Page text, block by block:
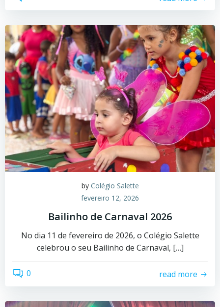
by Colégio Salette
fevereiro 12, 2026
Bailinho de Carnaval 2026
No dia 11 de fevereiro de 2026, o Colégio Salette
celebrou o seu Bailinho de Carnaval, […]
0 read more